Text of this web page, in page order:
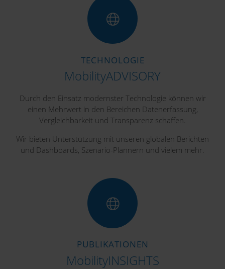
TECHNOLOGIE
MobilityADVISORY
Durch den Einsatz modernster Technologie können wir
einen Mehrwert in den Bereichen Datenerfassung,
Vergleichbarkeit und Transparenz schaffen.
Wir bieten Unterstützung mit unseren globalen Berichten
und Dashboards, Szenario-Plannern und vielem mehr.
PUBLIKATIONEN
MobilityINSIGHTS